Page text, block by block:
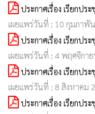
ประกาศเรื่อง เรียกป
เผยแพร่วันที่ : 10 กุมภาพั
ประกาศเรื่อง เรียกป
เผยแพร่วันที่ : 4 พฤศจิกา
ประกาศเรื่อง เรียกป
เผยแพร่วันที่ : 8 สิงหาคม
ประกาศเรื่อง เรียกป